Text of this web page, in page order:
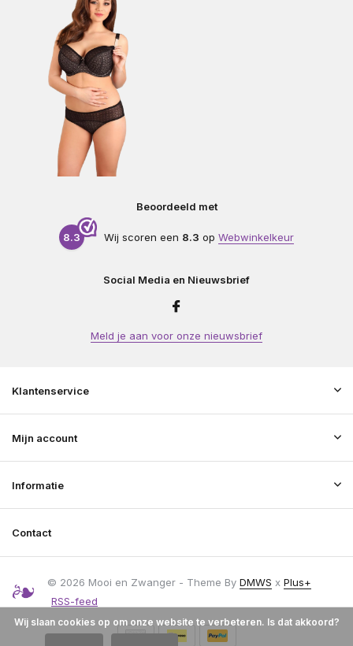
Beoordeeld met
8.3 Wij scoren een 8.3 op Webwinkelkeur
Social Media en Nieuwsbrief
Meld je aan voor onze nieuwsbrief
Klantenservice
Mijn account
Informatie
Contact
© 2026 Mooi en Zwanger - Theme By DMWS x Plus+
RSS-feed
Wij slaan cookies op om onze website te verbeteren. Is dat akkoord?